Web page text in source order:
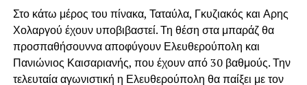
Στο κάτω μέρος του πίνακα, Ταταύλα, Γκυζιακός και Αρης
Χολαργού έχουν υποβιβαστεί. Τη θέση στα μπαράζ θα
προσπαθήσουννα αποφύγουν Ελευθερούπολη και
Πανιώνιος Καισαριανής, που έχουν από 30 βαθμούς. Την
τελευταία αγωνιστική η Ελευθερούπολη θα παίξει με τον